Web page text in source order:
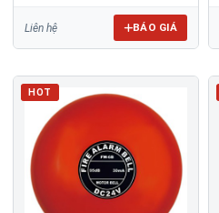
Liên hệ BÁO GIÁ
HOT